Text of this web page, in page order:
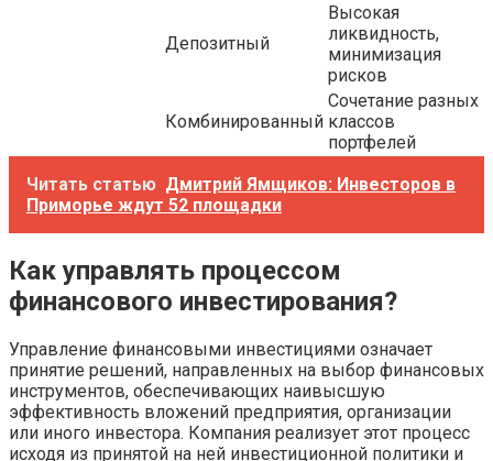
Депозитный
Высокая
ликвидность,
минимизация
рисков
Комбинированный
Сочетание разных
классов
портфелей
Читать статью Дмитрий Ямщиков: Инвесторов в
Приморье ждут 52 площадки
Как управлять процессом
финансового инвестирования?
Управление финансовыми инвестициями означает
принятие решений, направленных на выбор финансовых
инструментов, обеспечивающих наивысшую
эффективность вложений предприятия, организации
или иного инвестора. Компания реализует этот процесс
исходя из принятой на ней инвестиционной политики и